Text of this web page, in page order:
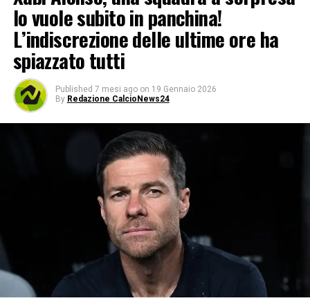
lo vuole subito in panchina!
L’indiscrezione delle ultime ore ha
spiazzato tutti
Published 7 mesi ago on 19 Gennaio 2026
By Redazione CalcioNews24